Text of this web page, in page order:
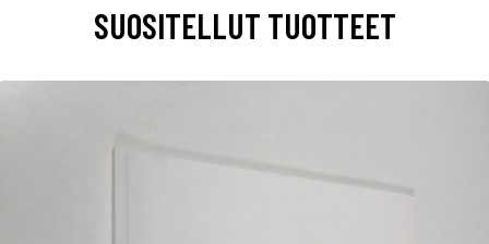
SUOSITELLUT TUOTTEET